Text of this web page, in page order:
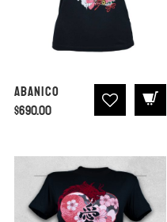
Abanico
$690.00